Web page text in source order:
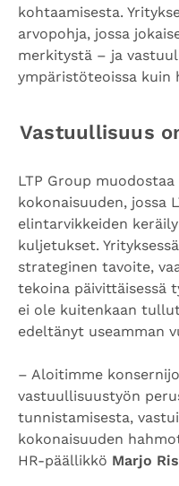
kohtaamisesta.
arvopohja, jossa
merkitystä – ja
ympäristöteoissa kuin
Vastuullisuus
LTP Group
kokonaisuuden, jossa
elintarvikkeiden
kuljetukset.
strateginen tavoite,
tekoina päivittäisessä
ei ole kuitenkaan
edeltänyt useamman
– Aloitimme
vastuullisuustyön
tunnistamisesta,
kokonaisuuden
HR-päällikkö Marjo